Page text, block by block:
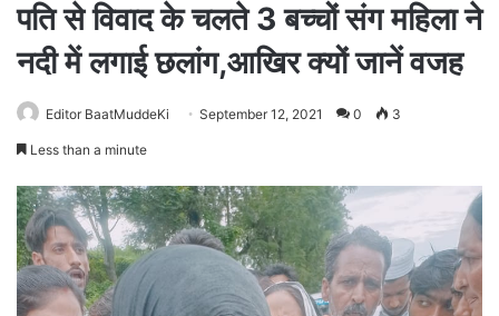
पति से विवाद के चलते 3 बच्चों संग महिला ने
नदी में लगाई छलांग,आखिर क्यों जानें वजह
Editor BaatMuddeKi September 12, 2021 0 3
Less than a minute